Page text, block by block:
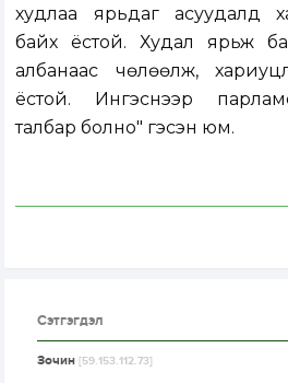
худлаа ярьдаг асуудалд
байх ёстой. Худал ярьж
албанаас чөлөөлж,
ёстой. Ингэснээр
талбар болно" гэсэн юм.
Сэтгэгдэл
Зочин[59.153.112.73]